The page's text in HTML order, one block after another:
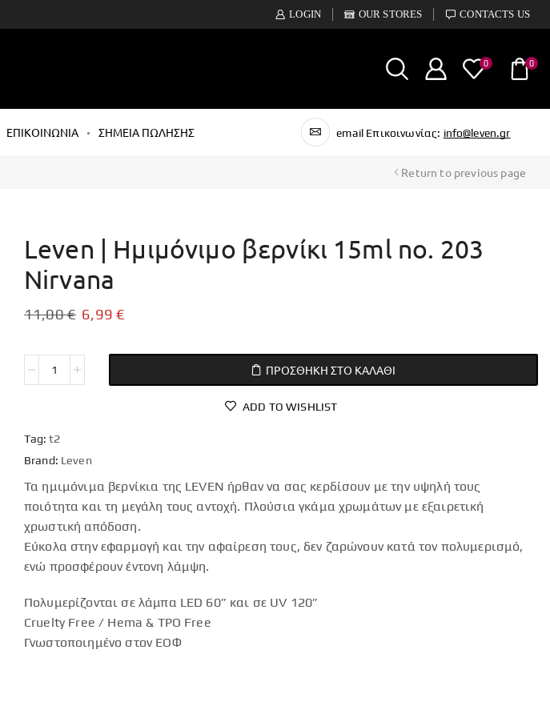
LOGIN OUR STORES CONTACTS US
0 0
ΕΠΙΚΟΙΝΩΝΙΑ ΣΗΜΕΙΑ ΠΩΛΗΣΗΣ email Επικοινωνίας: info@leven.gr
Return to previous page
Leven | Ημιμόνιμο βερνίκι 15ml no. 203
Nirvana
11,00€ 6,99€
ΠΡΟΣΘΉΚΗ ΣΤΟ ΚΑΛΆΘΙ
ADD TO WISHLIST
Tag: t2
Brand: Leven
Τα ημιμόνιμα βερνίκια της LEVEN ήρθαν να σας κερδίσουν με την υψηλή τους
ποιότητα και τη μεγάλη τους αντοχή. Πλούσια γκάμα χρωμάτων με εξαιρετική
χρωστική απόδοση.
Εύκολα στην εφαρμογή και την αφαίρεση τους, δεν ζαρώνουν κατά τον πολυμερισμό,
ενώ προσφέρουν έντονη λάμψη.
Πολυμερίζονται σε λάμπα LED 60” και σε UV 120”
Cruelty Free / Hema & TPO Free
Γνωστοποιημένο στον ΕΟΦ